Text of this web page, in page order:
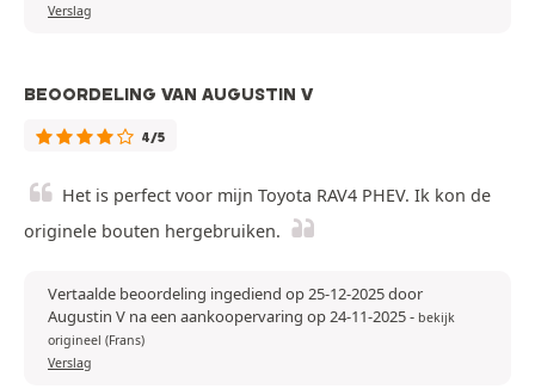
Verslag
BEOORDELING VAN AUGUSTIN V
4/5
Het is perfect voor mijn Toyota RAV4 PHEV. Ik kon de
originele bouten hergebruiken.
Vertaalde beoordeling ingediend op 25-12-2025 door
Augustin V na een aankoopervaring op 24-11-2025- bekijk
origineel (Frans)
Verslag